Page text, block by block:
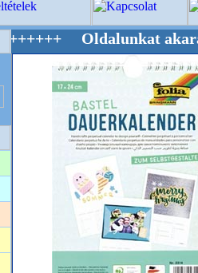
Oldalunkat akarattal